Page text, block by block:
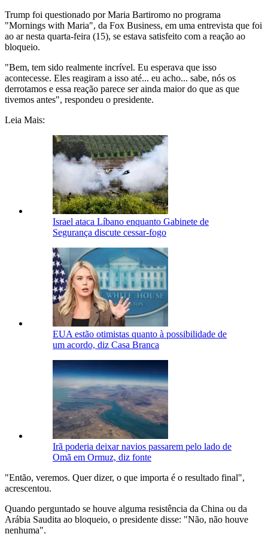
Trump foi questionado por Maria Bartiromo no programa
"Mornings with Maria", da Fox Business, em uma entrevista que foi
ao ar nesta quarta-feira (15), se estava satisfeito com a reação ao
bloqueio.
"Bem, tem sido realmente incrível. Eu esperava que isso
acontecesse. Eles reagiram a isso até... eu acho... sabe, nós os
derrotamos e essa reação parece ser ainda maior do que as que
tivemos antes", respondeu o presidente.
Leia Mais:
Israel ataca Líbano enquanto Gabinete de
Segurança discute cessar-fogo
EUA estão otimistas quanto à possibilidade de
um acordo, diz Casa Branca
Irã poderia deixar navios passarem pelo lado de
Omã em Ormuz, diz fonte
"Então, veremos. Quer dizer, o que importa é o resultado final",
acrescentou.
Quando perguntado se houve alguma resistência da China ou da
Arábia Saudita ao bloqueio, o presidente disse: "Não, não houve
nenhuma".